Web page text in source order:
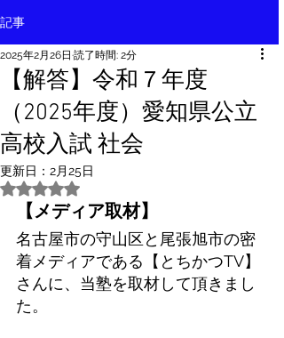
記事
【解答】令和７年度
（2025年度）愛知県公立
高校入試 社会
2025年2月26日 読了時間: 2分
更新日： 2月25日
5つ星のうちNaNと評価されています。
【メディア取材】
名古屋市の守山区と尾張旭市の密
着メディアである【とちかつTV】
さんに、当塾を取材して頂きまし
た。